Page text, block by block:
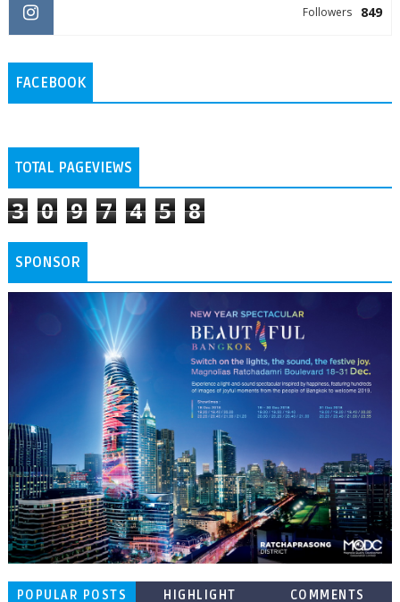
849
Followers
FACEBOOK
TOTAL PAGEVIEWS
3 0 9 7 4 5 8
SPONSOR
POPULAR POSTS HIGHLIGHT COMMENTS